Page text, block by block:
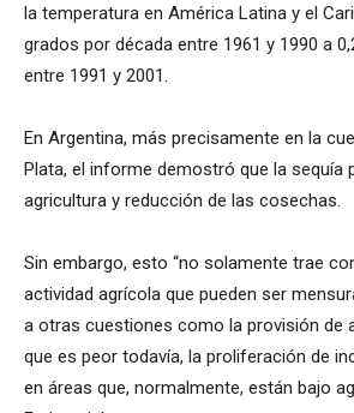
la temperatura en América Latina y el
grados por década entre 1961 y 1990 a
entre 1991 y 2001.
En Argentina, más precisamente en la
Plata, el informe demostró que la sequía
agricultura y reducción de las cosechas.
Sin embargo, esto “no solamente trae
actividad agrícola que pueden ser
a otras cuestiones como la provisión de
que es peor todavía, la proliferación de
en áreas que, normalmente, están bajo